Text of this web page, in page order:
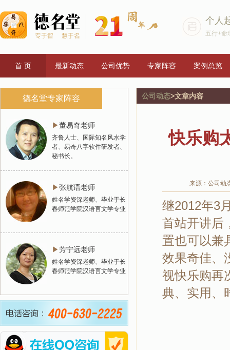
个人
五行+命
首 页 最新动态 公司优势 专家阵容 案例总览
德名堂专家阵容
▶董易奇老师
齐鲁人士、国际知名风水学
者、易奇八字软件研发者、
秘书长。
▶张航语老师
姓名学资深老师、毕业于长
春师范学院汉语言文学专业
▶芳宁远老师
姓名学资深老师、毕业于长
春师范学院汉语言文学专业
公司动态>文章内容
快乐购
来源：公司动
继2012年3
首站开讲后
置也可以兼
效果奇佳、
视快乐购再
典、实用、